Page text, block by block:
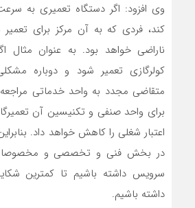
وی افزود: اگر دستگاه تعمیری به سرعت
کند، فردی که به آن مرکز برای تعمیر
ناراضی خواهد بود. به عنوان مثال
کولرگازی تعمیر شود و دوباره
متقاضی مجدد به واحد خدماتی
برای واحد صنفی و تکنیسین آن
اعتبار شغلی را کاهش خواهد داد.
در بخش فنی و تخصصی و
سرویس داشته باشیم تا کمترین
داشته باشیم.